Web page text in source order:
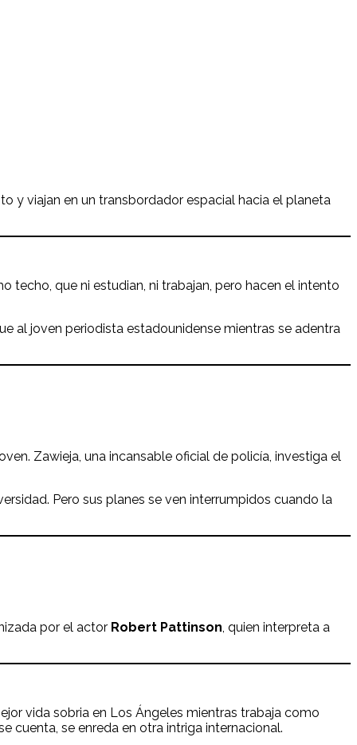
y viajan en un transbordador espacial hacia el planeta
techo, que ni estudian, ni trabajan, pero hacen el intento
al joven periodista estadounidense mientras se adentra
Zawieja, una incansable oficial de policía, investiga el
Pero sus planes se ven interrumpidos cuando la
por el actor Robert Pattinson, quien interpreta a
vida sobria en Los Ángeles mientras trabaja como
cuenta, se enreda en otra intriga internacional.